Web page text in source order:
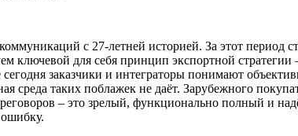
с 27-летней историей. За этот период
ключевой для себя принцип экспортной
заказчики и интеграторы понимают
среда таких поблажек не даёт. Зарубежного
– это зрелый, функционально полный и
ошибку.